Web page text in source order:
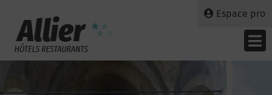
Espace pro